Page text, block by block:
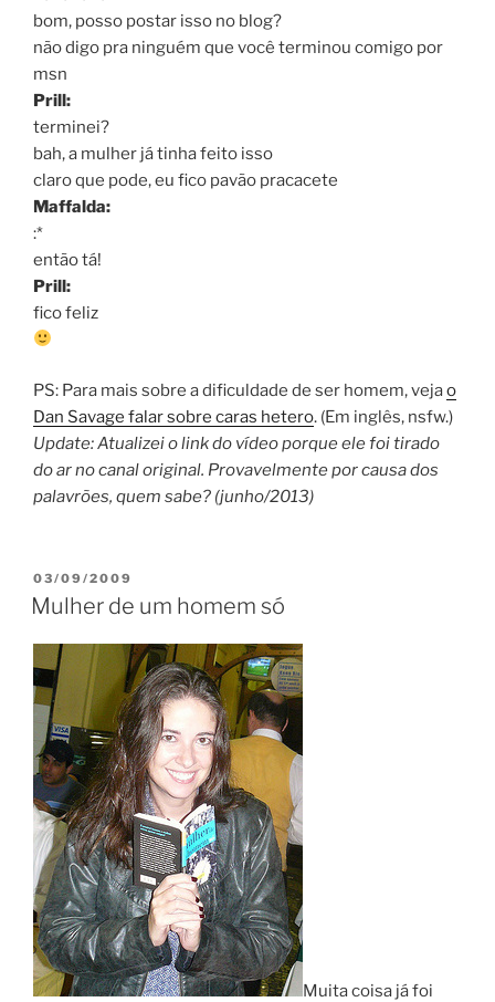
bom, posso postar isso no blog?
não digo pra ninguém que você terminou comigo por
msn
Prill:
terminei?
bah, a mulher já tinha feito isso
claro que pode, eu fico pavão pracacete
Maffalda:
:*
então tá!
Prill:
fico feliz
PS: Para mais sobre a dificuldade de ser homem, vejao
Dan Savage falar sobre caras hetero. (Em inglês, nsfw.)
Update: Atualizei o link do vídeo porque ele foi tirado
do ar no canal original. Provavelmente por causa dos
palavrões, quem sabe? (junho/2013)
POSTED
ON
03/09/2009
Mulher de um homem só
Muita coisa já foi